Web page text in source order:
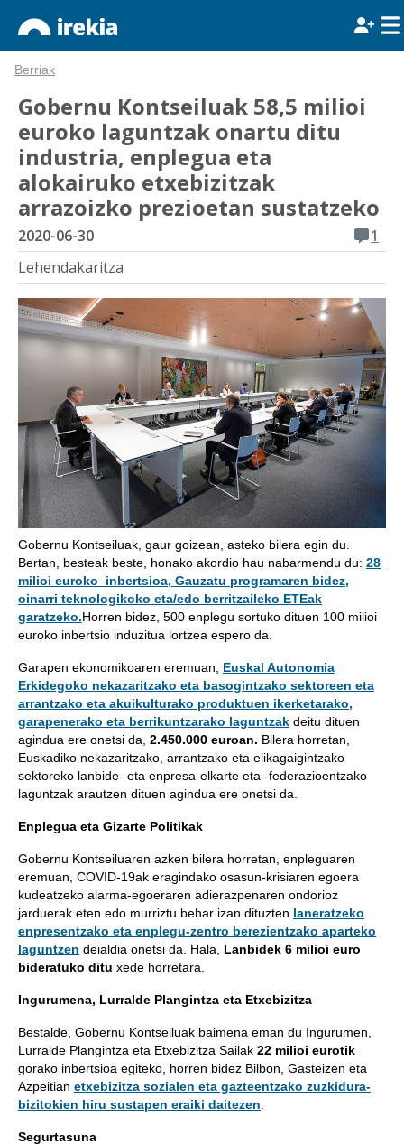
Berriak
Gobernu Kontseiluak 58,5 milioi
euroko laguntzak onartu ditu
industria, enplegua eta
alokairuko etxebizitzak
arrazoizko prezioetan sustatzeko
2020-06-30
1
Lehendakaritza
Gobernu Kontseiluak, gaur goizean, asteko bilera egin du.
Bertan, besteak beste, honako akordio hau nabarmendu du: 28
milioi euroko inbertsioa, Gauzatu programaren bidez,
oinarri teknologikoko eta/edo berritzaileko ETEak
garatzeko.Horren bidez, 500 enplegu sortuko dituen 100 milioi
euroko inbertsio induzitua lortzea espero da.
Garapen ekonomikoaren eremuan, Euskal Autonomia
Erkidegoko nekazaritzako eta basogintzako sektoreen eta
arrantzako eta akuikulturako produktuen ikerketarako,
garapenerako eta berrikuntzarako laguntzak deitu dituen
agindua ere onetsi da, 2.450.000 euroan. Bilera horretan,
Euskadiko nekazaritzako, arrantzako eta elikagaigintzako
sektoreko lanbide- eta enpresa-elkarte eta -federazioentzako
laguntzak arautzen dituen agindua ere onetsi da.
Enplegua eta Gizarte Politikak
Gobernu Kontseiluaren azken bilera horretan, enpleguaren
eremuan, COVID-19ak eragindako osasun-krisiaren egoera
kudeatzeko alarma-egoeraren adierazpenaren ondorioz
jarduerak eten edo murriztu behar izan dituzten laneratzeko
enpresentzako eta enplegu-zentro berezientzako aparteko
laguntzen deialdia onetsi da. Hala, Lanbidek 6 milioi euro
bideratuko ditu xede horretara.
Ingurumena, Lurralde Plangintza eta Etxebizitza
Bestalde, Gobernu Kontseiluak baimena eman du Ingurumen,
Lurralde Plangintza eta Etxebizitza Sailak 22 milioi eurotik
gorako inbertsioa egiteko, horren bidez Bilbon, Gasteizen eta
Azpeitian etxebizitza sozialen eta gazteentzako zuzkidura-
bizitokien hiru sustapen eraiki daitezen
Segurtasuna